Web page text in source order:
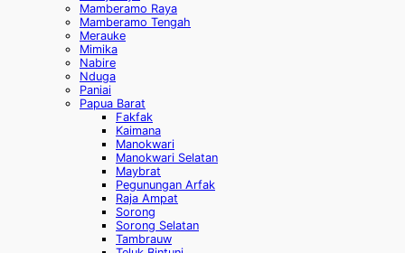
Mamberamo Raya
Mamberamo Tengah
Merauke
Mimika
Nabire
Nduga
Paniai
Papua Barat
Fakfak
Kaimana
Manokwari
Manokwari Selatan
Maybrat
Pegunungan Arfak
Raja Ampat
Sorong
Sorong Selatan
Tambrauw